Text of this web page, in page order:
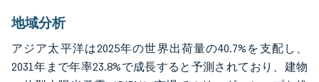
地域分析
アジア太平洋は2025年の世界出荷量の40.7%を支配し、
2031年まで年率23.8%で成長すると予測されており、建物